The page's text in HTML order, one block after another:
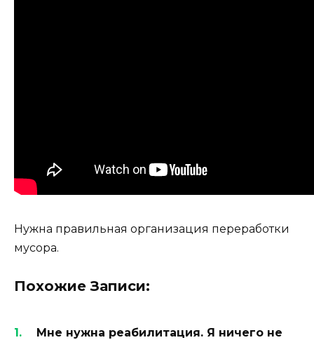
Нужна правильная организация переработки
мусора.
Похожие Записи:
Мне нужна реабилитация. Я ничего не